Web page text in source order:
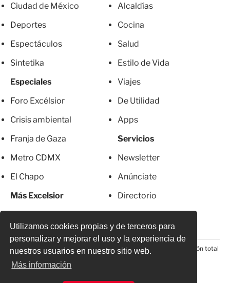
Utilizamos cookies propias y de terceros para
personalizar y mejorar el uso y la experiencia de
nuestros usuarios en nuestro sitio web.
Más información
Ciudad de México
Deportes
Espectáculos
Sintetika
Especiales
Foro Excélsior
Crisis ambiental
Franja de Gaza
Metro CDMX
El Chapo
Más Excelsior
Alcaldías
Cocina
Salud
Estilo de Vida
Viajes
De Utilidad
Apps
Servicios
Newsletter
Anúnciate
Directorio
© 2026 Todos los derechos reservados. Prohibida la reproducción total
o parcial, incluyendo cualquier medio electrónico*